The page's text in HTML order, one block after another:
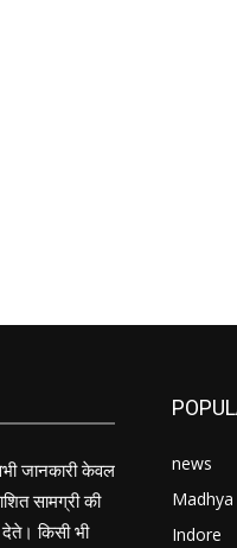
जानकारी केवल
सामग्री की
देते। किसी भी
news
Indore